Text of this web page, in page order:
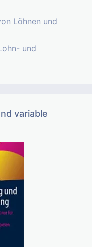
Löhnen und
und
variable